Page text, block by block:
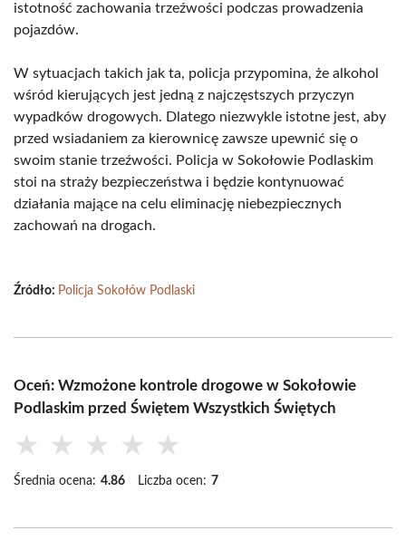
istotność zachowania trzeźwości podczas prowadzenia
pojazdów.
W sytuacjach takich jak ta, policja przypomina, że alkohol
wśród kierujących jest jedną z najczęstszych przyczyn
wypadków drogowych. Dlatego niezwykle istotne jest, aby
przed wsiadaniem za kierownicę zawsze upewnić się o
swoim stanie trzeźwości. Policja w Sokołowie Podlaskim
stoi na straży bezpieczeństwa i będzie kontynuować
działania mające na celu eliminację niebezpiecznych
zachowań na drogach.
Źródło: Policja Sokołów Podlaski
Oceń: Wzmożone kontrole drogowe w Sokołowie
Podlaskim przed Świętem Wszystkich Świętych
★ ★ ★ ★ ★
Średnia ocena: 4.86 Liczba ocen: 7